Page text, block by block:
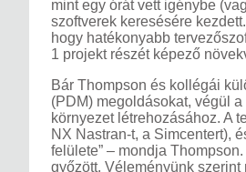
mint egy órát vett igénybe
szoftverek keresésére
hogy hatékonyabb
1 projekt részét képező
Bár Thompson és kollégái
(PDM) megoldásokat, végül
környezet létrehozásához. A
NX Nastran-t, a Simcentert),
felülete” – mondja
győzött. Véleményünk